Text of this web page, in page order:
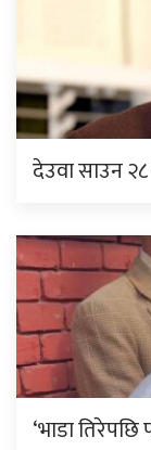
देउवा साउन
‘भाडा तिरेपछि